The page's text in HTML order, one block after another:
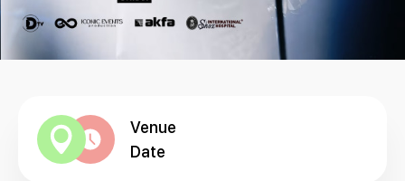
Venue
Date